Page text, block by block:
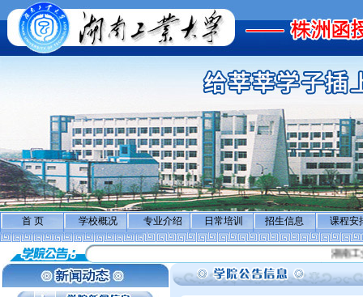
首 页 学校概况 专业介绍 日常培训 招生信息 课程安
湖南工